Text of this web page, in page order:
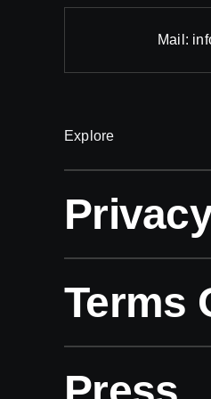
Mail:
Explore
Terms